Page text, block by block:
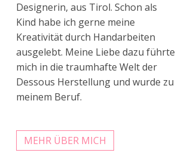
Designerin, aus Tirol. Schon als
Kind habe ich gerne meine
Kreativität durch Handarbeiten
ausgelebt. Meine Liebe dazu führte
mich in die traumhafte Welt der
Dessous Herstellung und wurde zu
meinem Beruf.
MEHR ÜBER MICH